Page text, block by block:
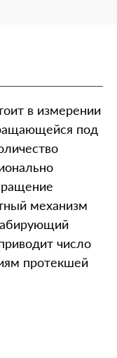
в измерении
под
механизм
число
протекшей